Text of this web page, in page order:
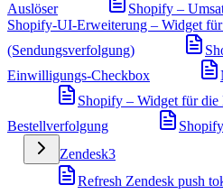
Auslöser
Shopify –
Shopify-UI-Erweiterung – Widget für
(Sendungsverfolgung)
Einwilligungs-Checkbox
Shopify – Widget für die
Bestellverfolgung
Zendesk3
Refresh Zendesk push